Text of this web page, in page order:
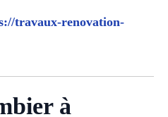
travaux-renovation-
à